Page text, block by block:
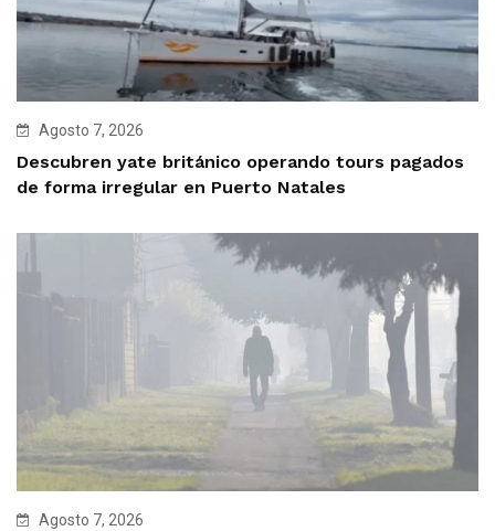
Agosto 7, 2026
Descubren yate británico operando tours pagados
de forma irregular en Puerto Natales
Agosto 7, 2026